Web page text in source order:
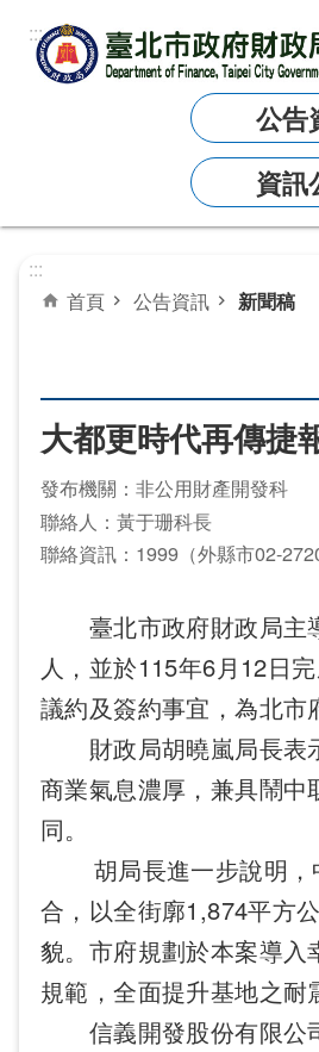
跳到主要內容區塊
:::
公告
資訊
:::
首頁 公告資訊 新聞稿
大都更時代再傳捷
發布機關：非公用財產開發科
聯絡人：黃于珊科長
聯絡資訊：1999（外縣市02-
臺北市政府財政局主導
人，並於115年6月12日
議約及簽約事宜，為北市
財政局胡曉嵐局長表示
商業氣息濃厚，兼具鬧
同。
胡局長進一步說明，中
合，以全街廓1,874平方
貌。市府規劃於本案導
規範，全面提升基地之耐
信義開發股份有限公司